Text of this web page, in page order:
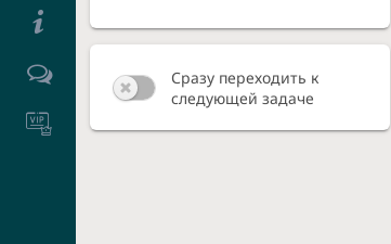
Сразу переходить к
следующей задаче